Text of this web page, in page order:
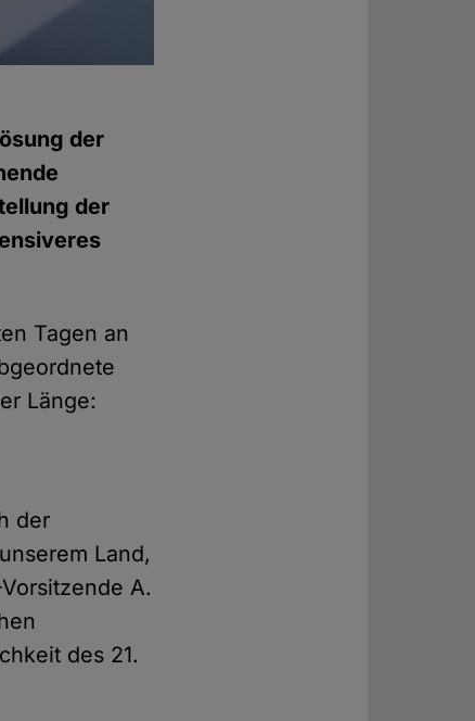
der
der
Tagen an
Länge:
der
Land,
A.
des 21.